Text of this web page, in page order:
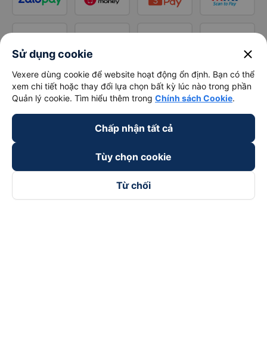
Sử dụng cookie close
Vexere dùng cookie để website hoạt động ổn định. Bạn có thể
xem chi tiết hoặc thay đổi lựa chọn bất kỳ lúc nào trong phần
Quản lý cookie. Tìm hiểu thêm trong Chính sách Cookie.
Chấp nhận tất cả
Tùy chọn cookie
Từ chối